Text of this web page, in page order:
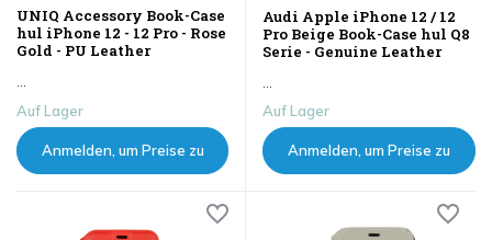
UNIQ Accessory Book-Case
hul iPhone 12 - 12 Pro - Rose
Gold - PU Leather
...
Auf Lager
Anmelden, um Preise zu
Audi Apple iPhone 12 / 12
Pro Beige Book-Case hul Q8
Serie - Genuine Leather
...
Auf Lager
Anmelden, um Preise zu